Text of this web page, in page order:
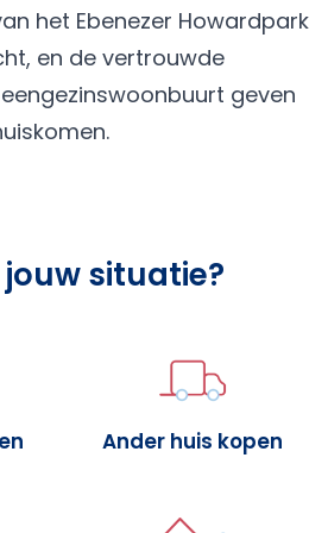
het Ebenezer Howardpark
en de vertrouwde
geven
situatie?
Ander huis kopen